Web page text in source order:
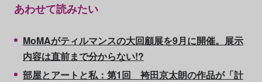
あわせて読みたい
MoMAがティルマンスの大回顧展を9月に開催。展示
内容は直前まで分からない!?
部屋とアートと私：第1回 袴田京太朗の作品が「計